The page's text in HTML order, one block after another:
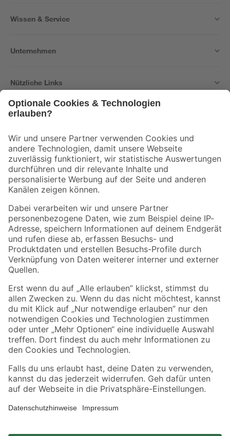
Wissen & Service
Unternehmen
Nützliche Links
Der toom Newsletter: Keine Angebote und Aktionen mehr verpassen!
Zur Newsletter Anmeldung
Folge uns
Zahlungsarten Versandarten
Sicher einkaufen
Jetzt die toom-App herunterladen
Alle Preisangaben in EUR inkl. gesetzl. MwSt.. Die dargestellten Angebote sind unter
Umständen nicht in allen Märkten verfügbar. Die angegebenen Verfügbarkeiten beziehen
Produkte nur solange der Vorrat reicht.
*Paketversand ab 59 € versandkostenfrei, gilt nicht für Artikel mit Speditionsversand, hier